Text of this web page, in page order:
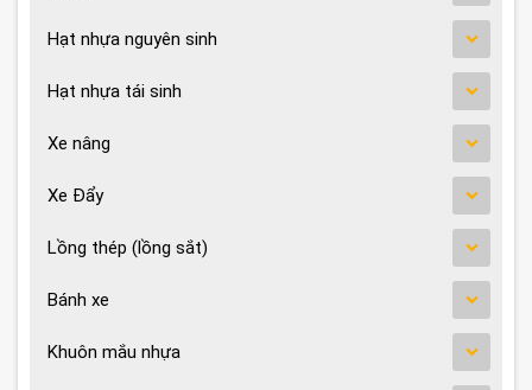
Hạt nhựa nguyên sinh
Hạt nhựa tái sinh
Xe nâng
Xe Đẩy
Lồng thép (lồng sắt)
Bánh xe
Khuôn mắu nhựa